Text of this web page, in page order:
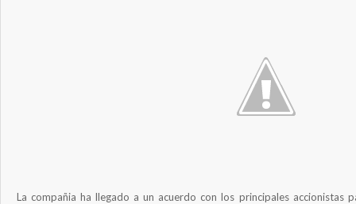
La compañia ha llegado a un acuerdo con los principales accionistas